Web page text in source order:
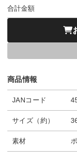
合計金額
商品情報
JANコード
サイズ（約）
素材